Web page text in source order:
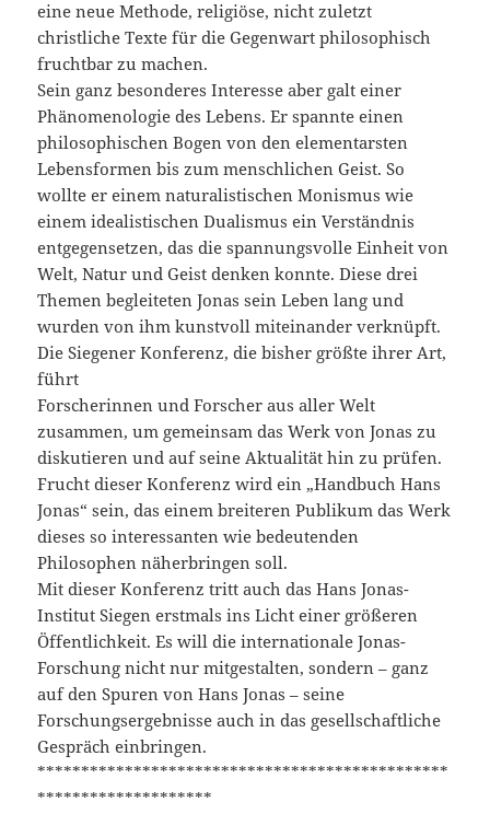
eine neue Methode, religiöse, nicht zuletzt
christliche Texte für die Gegenwart philosophisch
fruchtbar zu machen.
Sein ganz besonderes Interesse aber galt einer
Phänomenologie des Lebens. Er spannte einen
philosophischen Bogen von den elementarsten
Lebensformen bis zum menschlichen Geist. So
wollte er einem naturalistischen Monismus wie
einem idealistischen Dualismus ein Verständnis
entgegensetzen, das die spannungsvolle Einheit von
Welt, Natur und Geist denken konnte. Diese drei
Themen begleiteten Jonas sein Leben lang und
wurden von ihm kunstvoll miteinander verknüpft.
Die Siegener Konferenz, die bisher größte ihrer Art,
führt
Forscherinnen und Forscher aus aller Welt
zusammen, um gemeinsam das Werk von Jonas zu
diskutieren und auf seine Aktualität hin zu prüfen.
Frucht dieser Konferenz wird ein „Handbuch Hans
Jonas“ sein, das einem breiteren Publikum das Werk
dieses so interessanten wie bedeutenden
Philosophen näherbringen soll.
Mit dieser Konferenz tritt auch das Hans Jonas-
Institut Siegen erstmals ins Licht einer größeren
Öffentlichkeit. Es will die internationale Jonas-
Forschung nicht nur mitgestalten, sondern – ganz
auf den Spuren von Hans Jonas – seine
Forschungsergebnisse auch in das gesellschaftliche
Gespräch einbringen.
***********************************************
********************